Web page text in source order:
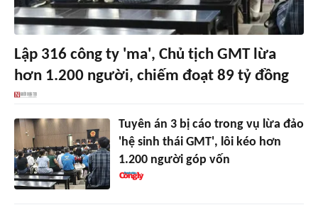
Lập 316 công ty 'ma', Chủ tịch GMT lừa
hơn 1.200 người, chiếm đoạt 89 tỷ đồng
Tuyên án 3 bị cáo trong vụ lừa đảo
'hệ sinh thái GMT', lôi kéo hơn
1.200 người góp vốn